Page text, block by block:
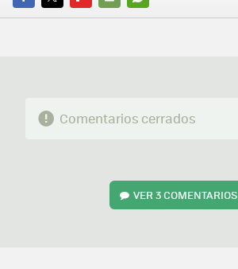
FACEBOOK
TWITTERFLIPBOARD
E-
WHATSAPP
Comentarios cerrados
VER3 COMENTARIOS